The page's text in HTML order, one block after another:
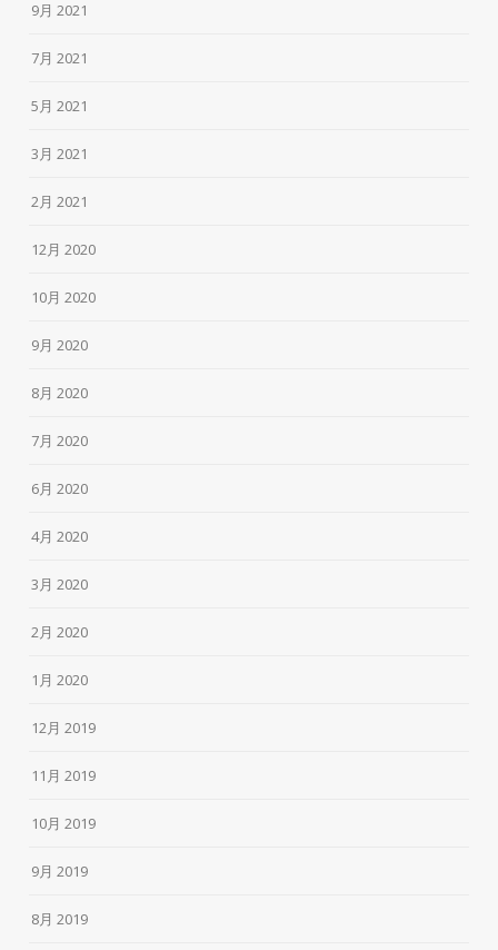
9月 2021
7月 2021
5月 2021
3月 2021
2月 2021
12月 2020
10月 2020
9月 2020
8月 2020
7月 2020
6月 2020
4月 2020
3月 2020
2月 2020
1月 2020
12月 2019
11月 2019
10月 2019
9月 2019
8月 2019